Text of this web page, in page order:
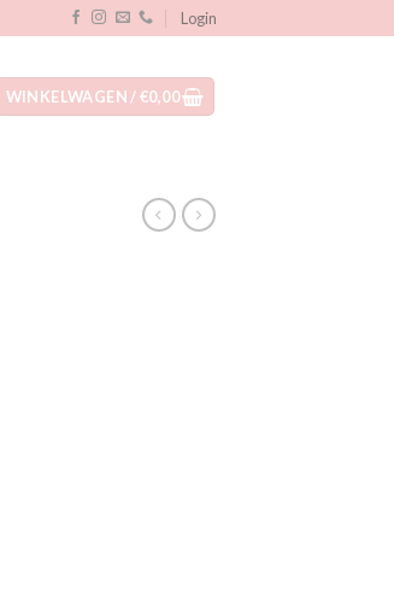
Login
WINKELWAGEN /€0,00